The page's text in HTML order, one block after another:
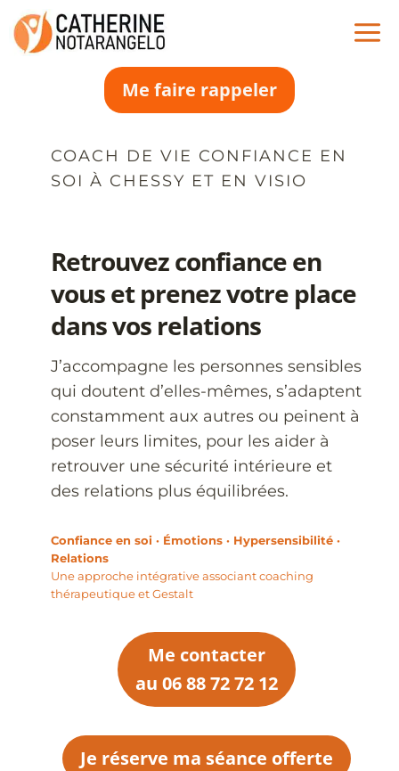
Aller
au
contenu
Me faire rappeler
COACH DE VIE CONFIANCE EN
SOI À CHESSY ET EN VISIO
Retrouvez confiance en
vous et prenez votre place
dans vos relations
J’accompagne les personnes sensibles
qui doutent d’elles-mêmes, s’adaptent
constamment aux autres ou peinent à
poser leurs limites, pour les aider à
retrouver une sécurité intérieure et
des relations plus équilibrées.
Confiance en soi · Émotions · Hypersensibilité ·
Relations
Une approche intégrative associant coaching
thérapeutique et Gestalt
Me contacter
au 06 88 72 72 12
Je réserve ma séance offerte